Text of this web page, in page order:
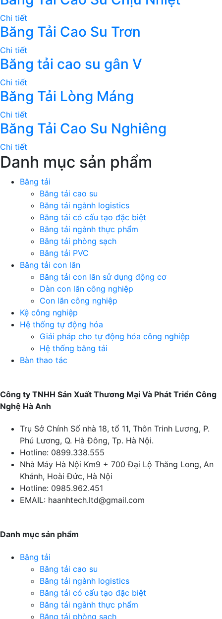
Chi tiết
Băng Tải Cao Su Trơn
Chi tiết
Băng tải cao su gân V
Chi tiết
Băng Tải Lòng Máng
Chi tiết
Băng Tải Cao Su Nghiêng
Chi tiết
Danh mục sản phẩm
Băng tải
Băng tải cao su
Băng tải ngành logistics
Băng tải có cấu tạo đặc biệt
Băng tải ngành thực phẩm
Băng tải phòng sạch
Băng tải PVC
Băng tải con lăn
Băng tải con lăn sử dụng động cơ
Dàn con lăn công nghiệp
Con lăn công nghiệp
Kệ công nghiệp
Hệ thống tự động hóa
Giải pháp cho tự động hóa công nghiệp
Hệ thống băng tải
Bàn thao tác
Công ty TNHH Sản Xuất Thương Mại Và Phát Triển Công
Nghệ Hà Anh
Trụ Sở Chính Số nhà 18, tổ 11, Thôn Trinh Lương, P.
Phú Lương, Q. Hà Đông, Tp. Hà Nội.
Hotline: 0899.338.555
Nhà Máy Hà Nội Km9 + 700 Đại Lộ Thăng Long, An
Khánh, Hoài Đức, Hà Nội
Hotline: 0985.962.451
EMAIL: haanhtech.ltd@gmail.com
Danh mục sản phẩm
Băng tải
Băng tải cao su
Băng tải ngành logistics
Băng tải có cấu tạo đặc biệt
Băng tải ngành thực phẩm
Băng tải phòng sạch